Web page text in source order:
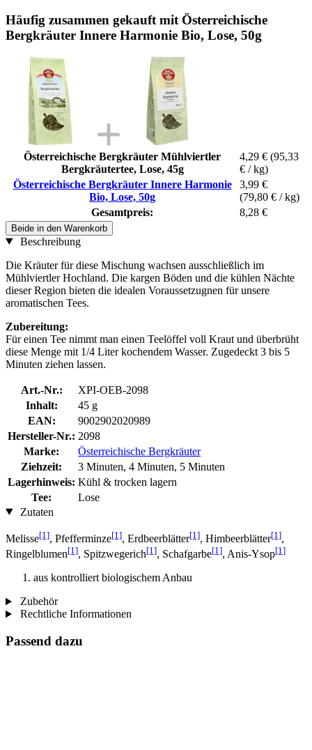
Häufig zusammen gekauft mit Österreichische
Bergkräuter Innere Harmonie Bio, Lose, 50g
Österreichische Bergkräuter Mühlviertler
Bergkräutertee, Lose, 45g
4,29 € (95,33
€ / kg)
Österreichische Bergkräuter Innere Harmonie
Bio, Lose, 50g
3,99 €
(79,80 € / kg)
Gesamtpreis:
8,28 €
Beide in den Warenkorb
Beschreibung
Die Kräuter für diese Mischung wachsen ausschließlich im
Mühlviertler Hochland. Die kargen Böden und die kühlen Nächte
dieser Region bieten die idealen Voraussetzugnen für unsere
aromatischen Tees.
Zubereitung:
Für einen Tee nimmt man einen Teelöffel voll Kraut und überbrüht
diese Menge mit 1/4 Liter kochendem Wasser. Zugedeckt 3 bis 5
Minuten ziehen lassen.
Art.-Nr.:
XPI-OEB-2098
Inhalt:
45 g
EAN:
9002902020989
Hersteller-Nr.: 2098
Marke:
Österreichische Bergkräuter
Ziehzeit:
3 Minuten, 4 Minuten, 5 Minuten
Lagerhinweis: Kühl & trocken lagern
Tee:
Lose
Zutaten
Melisse[1], Pfefferminze[1], Erdbeerblätter[1], Himbeerblätter[1],
Ringelblumen[1], Spitzwegerich[1], Schafgarbe[1], Anis-Ysop[1]
aus kontrolliert biologischem Anbau
Zubehör
Rechtliche Informationen
Passend dazu